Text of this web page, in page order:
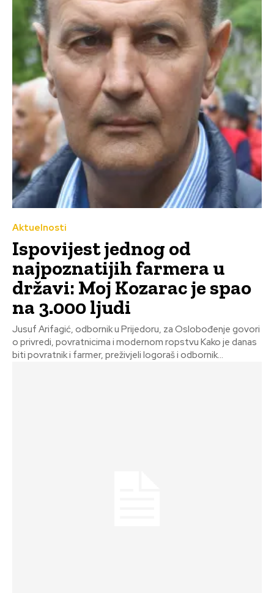
Aktuelnosti
Ispovijest jednog od
najpoznatijih farmera u
državi: Moj Kozarac je spao
na 3.000 ljudi
Jusuf Arifagić, odbornik u Prijedoru, za Oslobođenje govori
o privredi, povratnicima i modernom ropstvu Kako je danas
biti povratnik i farmer, preživjeli logoraš i odbornik...